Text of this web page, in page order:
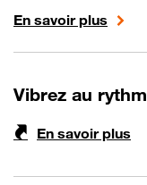
En savoir plus
Vibrez au
En savoir plus